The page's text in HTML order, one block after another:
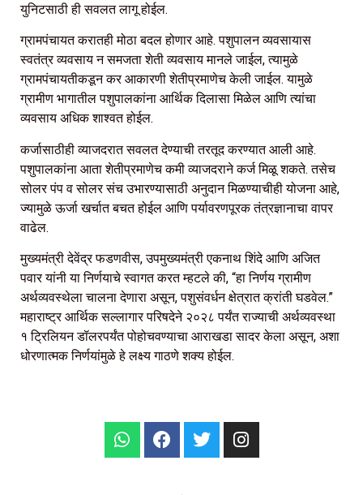
युनिटसाठी ही सवलत लागू होईल.
ग्रामपंचायत करातही मोठा बदल होणार आहे. पशुपालन व्यवसायास
स्वतंत्र व्यवसाय न समजता शेती व्यवसाय मानले जाईल, त्यामुळे
ग्रामपंचायतीकडून कर आकारणी शेतीप्रमाणेच केली जाईल. यामुळे
ग्रामीण भागातील पशुपालकांना आर्थिक दिलासा मिळेल आणि त्यांचा
व्यवसाय अधिक शाश्वत होईल.
कर्जासाठीही व्याजदरात सवलत देण्याची तरतूद करण्यात आली आहे.
पशुपालकांना आता शेतीप्रमाणेच कमी व्याजदराने कर्ज मिळू शकते. तसेच
सोलर पंप व सोलर संच उभारण्यासाठी अनुदान मिळण्याचीही योजना आहे,
ज्यामुळे ऊर्जा खर्चात बचत होईल आणि पर्यावरणपूरक तंत्रज्ञानाचा वापर
वाढेल.
मुख्यमंत्री देवेंद्र फडणवीस, उपमुख्यमंत्री एकनाथ शिंदे आणि अजित
पवार यांनी या निर्णयाचे स्वागत करत म्हटले की, “हा निर्णय ग्रामीण
अर्थव्यवस्थेला चालना देणारा असून, पशुसंवर्धन क्षेत्रात क्रांती घडवेल.”
महाराष्ट्र आर्थिक सल्लागार परिषदेने २०२८ पर्यंत राज्याची अर्थव्यवस्था
१ ट्रिलियन डॉलरपर्यंत पोहोचवण्याचा आराखडा सादर केला असून, अशा
धोरणात्मक निर्णयांमुळे हे लक्ष्य गाठणे शक्य होईल.